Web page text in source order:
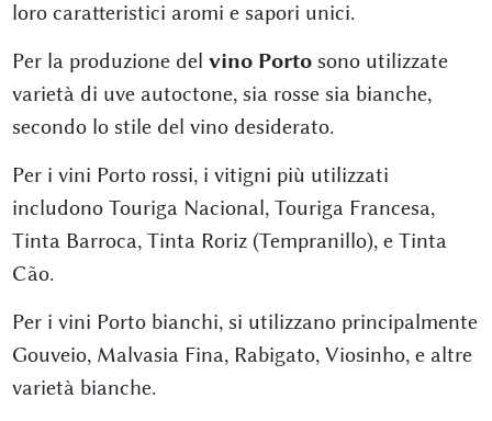
loro caratteristici aromi e sapori unici.
Per la produzione del vino Portosono utilizzate
varietà di uve autoctone, sia rosse sia bianche,
secondo lo stile del vino desiderato.
Per i vini Porto rossi, i vitigni più utilizzati
includono Touriga Nacional, Touriga Francesa,
Tinta Barroca, Tinta Roriz (Tempranillo), e Tinta
Cão.
Per i vini Porto bianchi, si utilizzano principalmente
Gouveio, Malvasia Fina, Rabigato, Viosinho, e altre
varietà bianche.